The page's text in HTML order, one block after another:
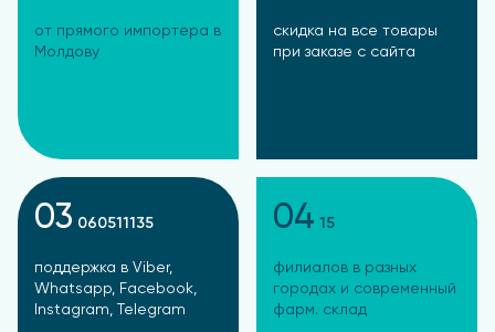
от прямого импортера в
Молдову
скидка на все товары
при заказе с сайта
03 060511135
поддержка в Viber,
Whatsapp, Facebook,
Instagram, Telegram
04 15
филиалов в разных
городах и современный
фарм. склад